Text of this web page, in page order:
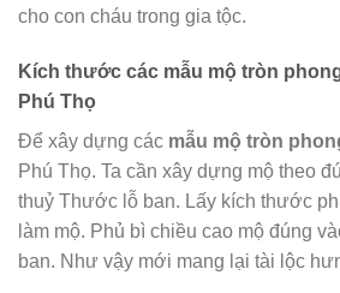
cho con cháu trong gia tộc.
Kích thước các mẫu mộ tròn
Phú Thọ
Để xây dựng các mẫu mộ tròn
Phú Thọ. Ta cần xây dựng mộ theo
thuỷ Thước lỗ ban. Lấy kích thước
làm mộ. Phủ bì chiều cao mộ đúng
ban. Như vậy mới mang lại tài lộc